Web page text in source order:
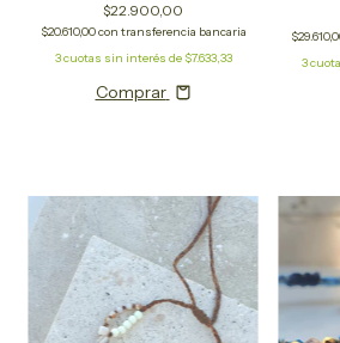
$22.900,00
$20.610,00con transferencia bancaria
3cuotas sin interés de $7.633,33
Comprar
3